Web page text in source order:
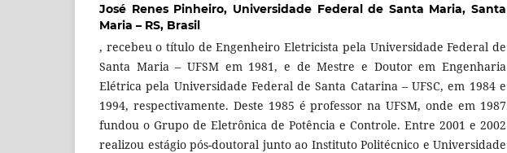
José Renes Pinheiro, Universidade Federal de Santa Maria, Santa
Maria – RS, Brasil
, recebeu o título de Engenheiro Eletricista pela Universidade Federal de
Santa Maria – UFSM em 1981, e de Mestre e Doutor em Engenharia
Elétrica pela Universidade Federal de Santa Catarina – UFSC, em 1984 e
1994, respectivamente. Deste 1985 é professor na UFSM, onde em 1987
fundou o Grupo de Eletrônica de Potência e Controle. Entre 2001 e 2002
realizou estágio pós-doutoral junto ao Instituto Politécnico e Universidade